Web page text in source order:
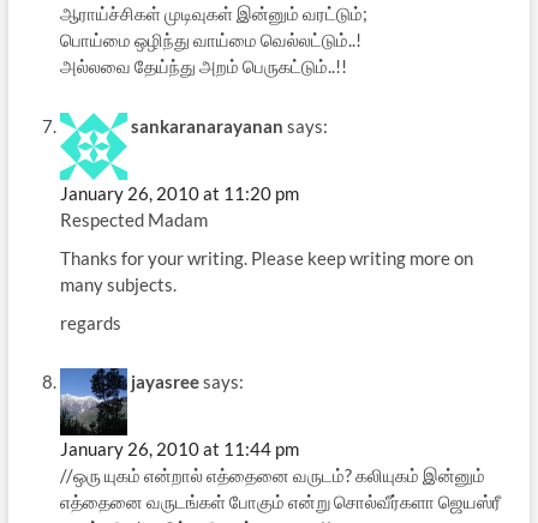
ஆராய்ச்சிகள் முடிவுகள் இன்னும் வரட்டும்;
பொய்மை ஒழிந்து வாய்மை வெல்லட்டும்..!
அல்லவை தேய்ந்து அறம் பெருகட்டும்..!!
sankaranarayanan says:
January 26, 2010 at 11:20 pm
Respected Madam
Thanks for your writing. Please keep writing more on
many subjects.
regards
jayasreesays:
January 26, 2010 at 11:44 pm
//ஒரு யுகம் என்றால் எத்தைனை வருடம்? கலியுகம் இன்னும்
எத்தைனை வருடங்கள் போகும் என்று சொல்வீர்களா ஜெயஸ்ரீ